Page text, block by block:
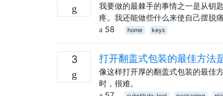
我要做的最棘手的事情之一是从钥
疼。我还能做些什么来使自己摆脱
58
home keys
3 打开翻盖式包装的最佳方法
像这样打开厚的翻盖式包装的最佳
时，很难。